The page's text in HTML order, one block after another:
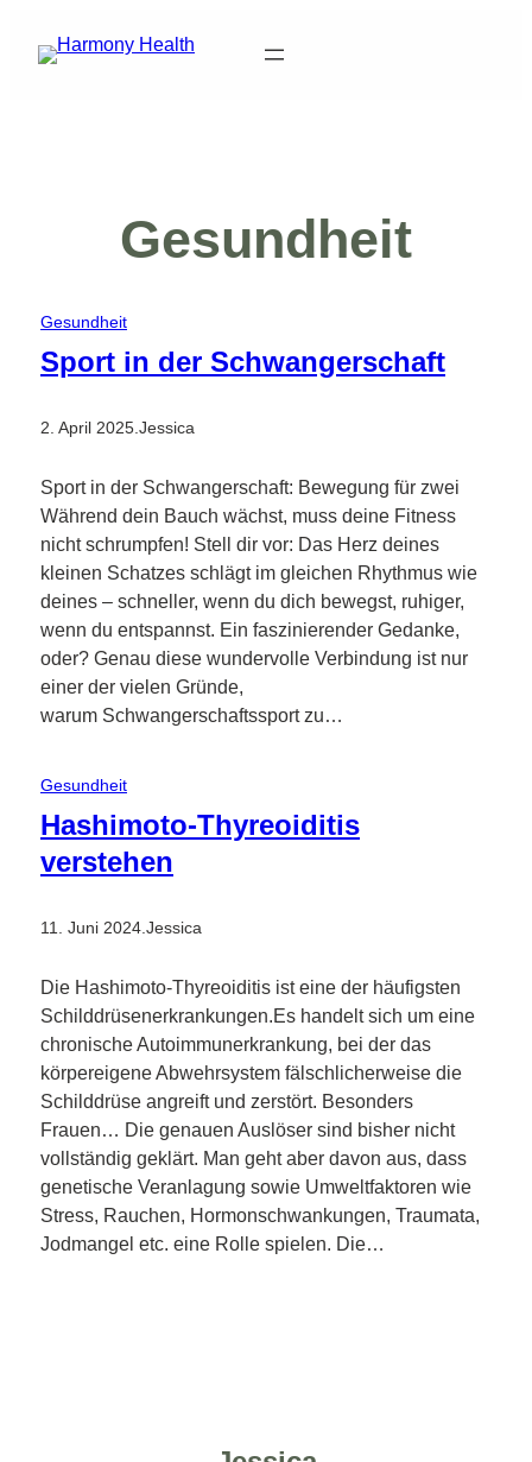
Inhalt
Gesundheit
Gesundheit
Sport in der Schwangerschaft
2. April 2025.Jessica
Sport in der Schwangerschaft: Bewegung für zwei
Während dein Bauch wächst, muss deine Fitness
nicht schrumpfen! Stell dir vor: Das Herz deines
kleinen Schatzes schlägt im gleichen Rhythmus wie
deines – schneller, wenn du dich bewegst, ruhiger,
wenn du entspannst. Ein faszinierender Gedanke,
oder? Genau diese wundervolle Verbindung ist nur
einer der vielen Gründe,
warum Schwangerschaftssport zu…
Gesundheit
Hashimoto-Thyreoiditis
verstehen
11. Juni 2024.Jessica
Die Hashimoto-Thyreoiditis ist eine der häufigsten
Schilddrüsenerkrankungen.Es handelt sich um eine
chronische Autoimmunerkrankung, bei der das
körpereigene Abwehrsystem fälschlicherweise die
Schilddrüse angreift und zerstört. Besonders
Frauen… Die genauen Auslöser sind bisher nicht
vollständig geklärt. Man geht aber davon aus, dass
genetische Veranlagung sowie Umweltfaktoren wie
Stress, Rauchen, Hormonschwankungen, Traumata,
Jodmangel etc. eine Rolle spielen. Die…